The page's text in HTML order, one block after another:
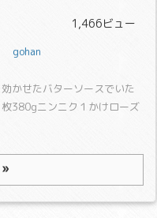
1,466ビュー
gohan
かせたバターソースでいた
380gニンニク１かけローズ